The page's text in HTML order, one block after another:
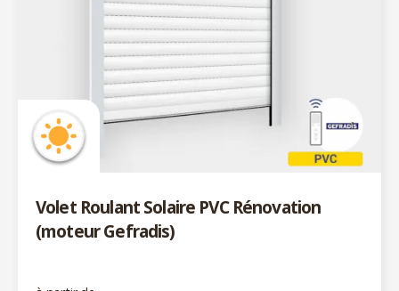
Volet Roulant Solaire PVC Rénovation
(moteur Gefradis)